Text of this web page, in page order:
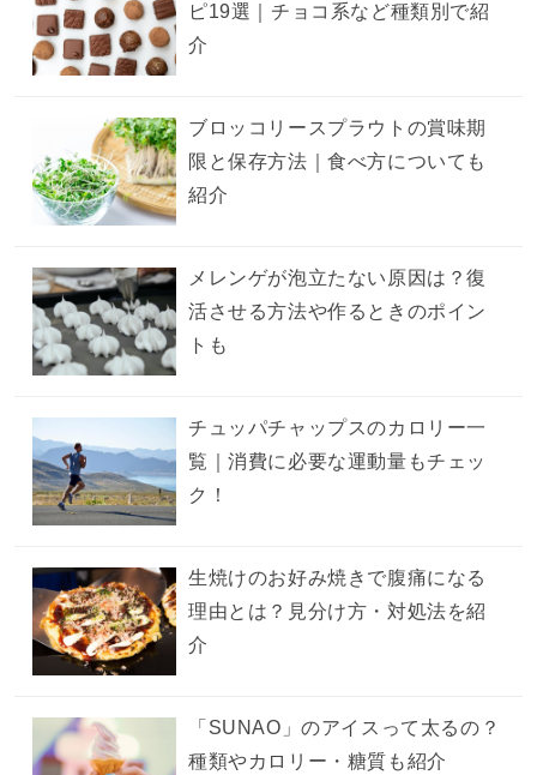
ピ19選｜チョコ系など種類別で紹
介
ブロッコリースプラウトの賞味期
限と保存方法｜食べ方についても
紹介
メレンゲが泡立たない原因は？復
活させる方法や作るときのポイン
トも
チュッパチャップスのカロリー一
覧｜消費に必要な運動量もチェッ
ク！
生焼けのお好み焼きで腹痛になる
理由とは？見分け方・対処法を紹
介
「SUNAO」のアイスって太るの？
種類やカロリー・糖質も紹介